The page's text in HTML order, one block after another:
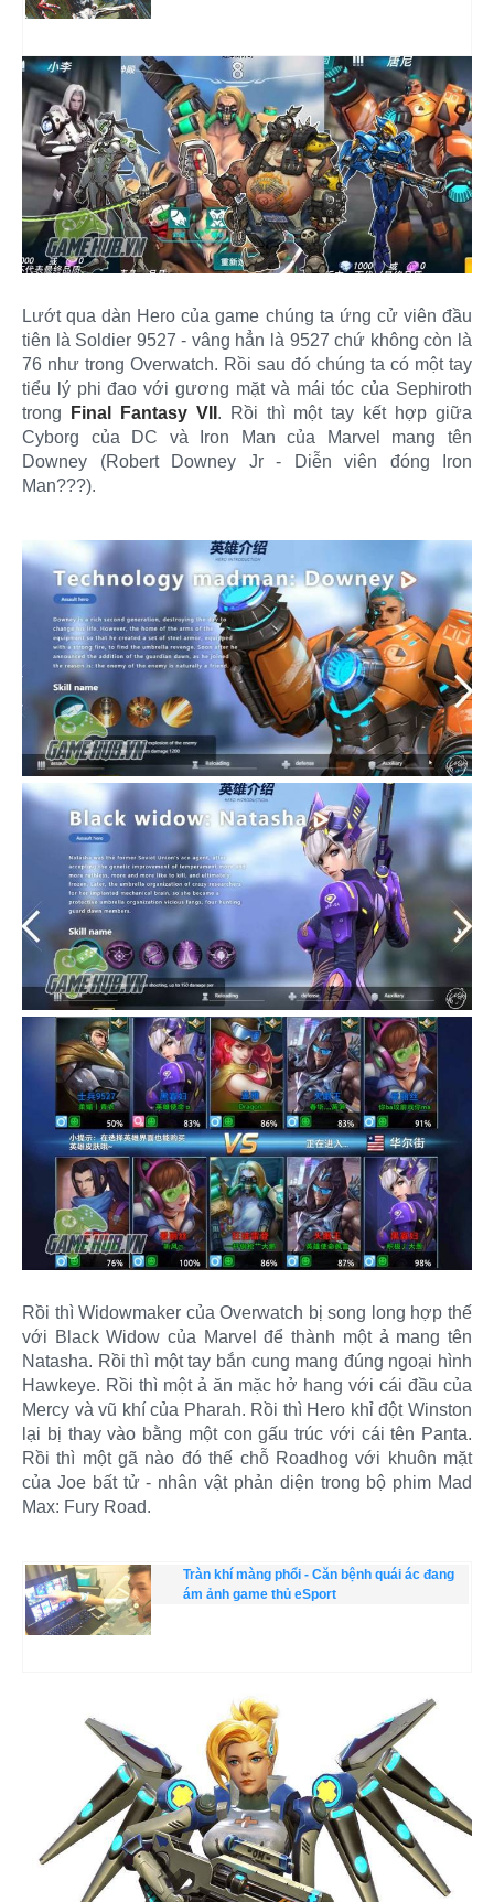
Lướt qua dàn Hero của game chúng ta ứng cử viên đầu
tiên là Soldier 9527 - vâng hẳn là 9527 chứ không còn là
76 như trong Overwatch. Rồi sau đó chúng ta có một tay
tiểu lý phi đao với gương mặt và mái tóc của Sephiroth
trong
Final Fantasy VII . Rồi thì một tay kết hợp giữa
Cyborg của DC và Iron Man của Marvel mang tên
Downey (Robert Downey Jr - Diễn viên đóng Iron
Man???).
Rồi thì Widowmaker của Overwatch bị song long hợp thế
với Black Widow của Marvel để thành một ả mang tên
Natasha. Rồi thì một tay bắn cung mang đúng ngoại hình
Hawkeye. Rồi thì một ả ăn mặc hở hang với cái đầu của
Mercy và vũ khí của Pharah. Rồi thì Hero khỉ đột Winston
lại bị thay vào bằng một con gấu trúc với cái tên Panta.
Rồi thì một gã nào đó thế chỗ Roadhog với khuôn mặt
của Joe bất tử - nhân vật phản diện trong bộ phim Mad
Max: Fury Road.
Tràn khí màng phổi - Căn bệnh quái ác đang
ám ảnh game thủ eSport